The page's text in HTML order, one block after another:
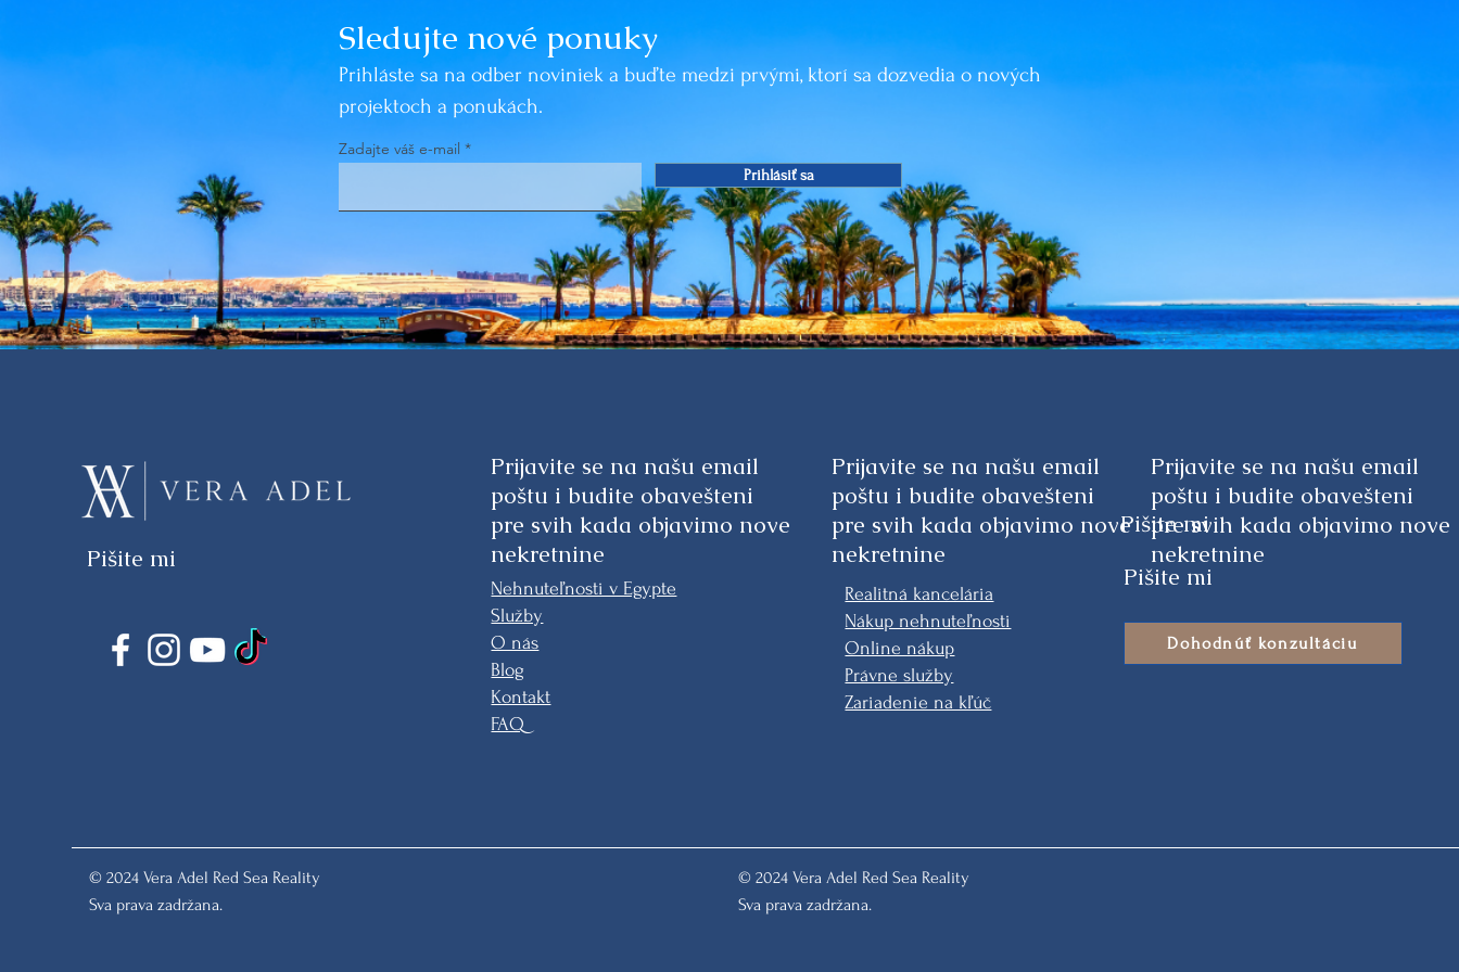
Sledujte nové ponuky
Zadajte váš e-mail
Prihlásiť sa
Prihláste sa na odber noviniek a buďte medzi prvými, ktorí sa dozvedia o nových
projektoch a ponukách.
Pišite mi
© 2024 Vera Adel Red Sea Reality
Sva prava zadržana.
Prijavite se na našu email
poštu i budite obavešteni
pre svih kada objavimo nove
nekretnine
Nehnuteľnosti v Egypte
Služby
O nás
Blog
Kontakt
FAQ
Realitná kancelária
Nákup nehnuteľnosti
Online nákup
Právne služby
Zariadenie na kľúč
Pišite mi
Pišite mi
Dohodnúť konzultáciu
Prijavite se na našu email
poštu i budite obavešteni
pre svih kada objavimo nove
nekretnine
Prijavite se na našu email
poštu i budite obavešteni
pre svih kada objavimo nove
nekretnine
© 2024 Vera Adel Red Sea Reality
Sva prava zadržana.